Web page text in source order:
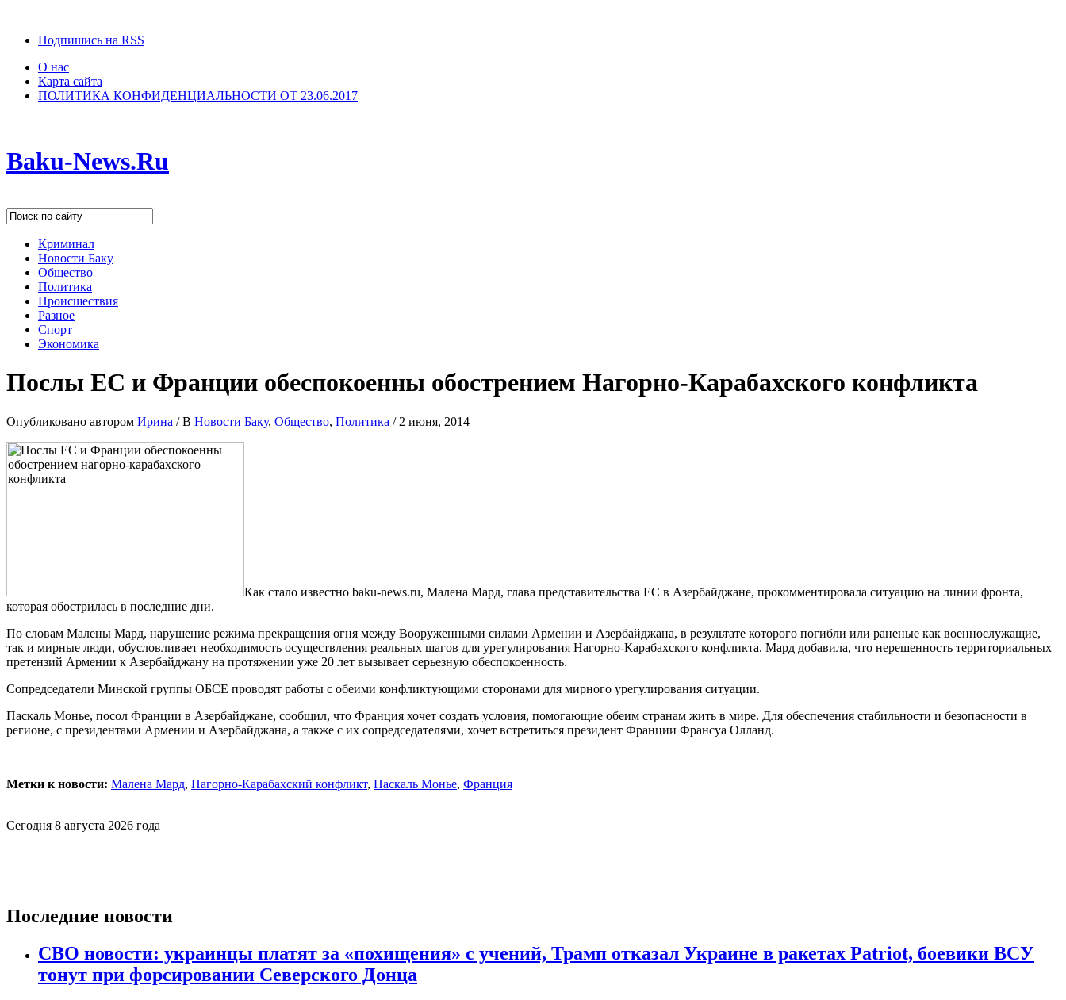
Подпишись на RSS
О нас
Карта сайта
ПОЛИТИКА КОНФИДЕНЦИАЛЬНОСТИ ОТ 23.06.2017
Baku-News.Ru
Криминал
Новости Баку
Общество
Политика
Происшествия
Разное
Спорт
Экономика
Послы ЕС и Франции обеспокоенны обострением Нагорно-Карабахского конфликта
Опубликовано автором Ирина /В Новости Баку, Общество, Политика / 2 июня, 2014
Как стало известно baku-news.ru, Малена Мард, глава представительства ЕС в Азербайджане, прокомментировала ситуацию на линии фронта,
которая обострилась в последние дни.
По словам Малены Мард, нарушение режима прекращения огня между Вооруженными силами Армении и Азербайджана, в результате которого погибли или раненые как военнослужащие,
так и мирные люди, обусловливает необходимость осуществления реальных шагов для урегулирования Нагорно-Карабахского конфликта. Мард добавила, что нерешенность территориальных
претензий Армении к Азербайджану на протяжении уже 20 лет вызывает серьезную обеспокоенность.
Сопредседатели Минской группы ОБСЕ проводят работы с обеими конфликтующими сторонами для мирного урегулирования ситуации.
Паскаль Монье, посол Франции в Азербайджане, сообщил, что Франция хочет создать условия, помогающие обеим странам жить в мире. Для обеспечения стабильности и безопасности в
регионе, с президентами Армении и Азербайджана, а также с их сопредседателями, хочет встретиться президент Франции Франсуа Олланд.
Метки к новости: Малена Мард, Нагорно-Карабахский конфликт, Паскаль Монье, Франция
Сегодня 8 августа 2026 года
Последние новости
СВО новости: украинцы платят за «похищения» с учений, Трамп отказал Украине в ракетах Patriot, боевики ВСУ
тонут при форсировании Северского Донца